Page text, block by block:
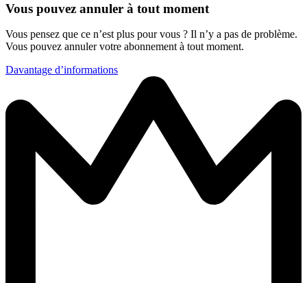
Vous pouvez annuler à tout moment
Vous pensez que ce n’est plus pour vous ? Il n’y a pas de problème.
Vous pouvez annuler votre abonnement à tout moment.
Davantage d’informations